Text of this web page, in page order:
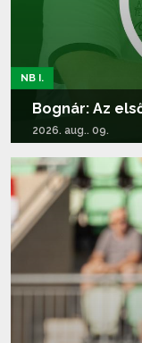
NB I.
Bognár: Az
2026. aug.. 09.